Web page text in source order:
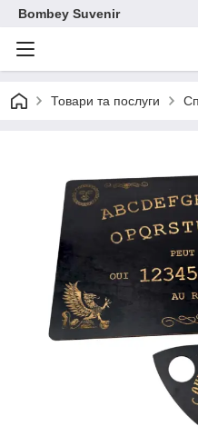
Bombey Suvenir
Товари та послуги